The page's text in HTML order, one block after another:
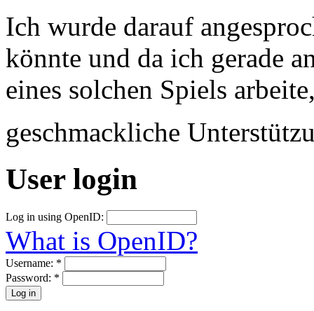
Ich wurde darauf
könnte und da ich gerade
eines solchen Spiels
geschmackliche
User login
Log in using OpenID:
What is OpenID?
Username: *
Password: *